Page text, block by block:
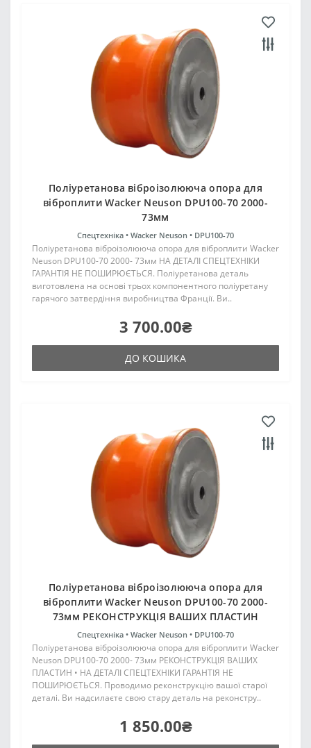
Поліуретанова віброізолююча опора для
віброплити Wacker Neuson DPU100-70 2000-
73мм
Спецтехніка • Wacker Neuson • DPU100-70
Поліуретанова віброізолююча опора для віброплити Wacker
Neuson DPU100-70 2000- 73мм НА ДЕТАЛІ СПЕЦТЕХНІКИ
ГАРАНТІЯ НЕ ПОШИРЮЄТЬСЯ. Поліуретанова деталь
виготовлена на основі трьох компонентного поліуретану
гарячого затвердіння виробництва Франції. Ви..
3 700.00₴
ДО КОШИКА
Поліуретанова віброізолююча опора для
віброплити Wacker Neuson DPU100-70 2000-
73мм РЕКОНСТРУКЦІЯ ВАШИХ ПЛАСТИН
Спецтехніка • Wacker Neuson • DPU100-70
Поліуретанова віброізолююча опора для віброплити Wacker
Neuson DPU100-70 2000- 73мм РЕКОНСТРУКЦІЯ ВАШИХ
ПЛАСТИН • НА ДЕТАЛІ СПЕЦТЕХНІКИ ГАРАНТІЯ НЕ
ПОШИРЮЄТЬСЯ. Проводимо реконструкцію вашої старої
деталі. Ви надсилаєте свою стару деталь на реконстру..
1 850.00₴